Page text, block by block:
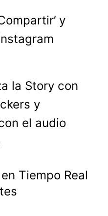
y
la Story con
y
el audio
Tiempo Real